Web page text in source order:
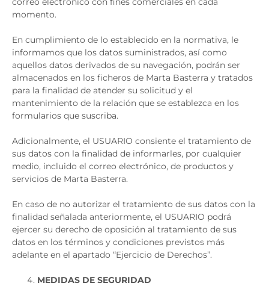
momento.
En cumplimiento de lo establecido en la normativa, le
informamos que los datos suministrados, así como
aquellos datos derivados de su navegación, podrán ser
almacenados en los ficheros de Marta Basterra y tratados
para la finalidad de atender su solicitud y el
mantenimiento de la relación que se establezca en los
formularios que suscriba.
Adicionalmente, el USUARIO consiente el tratamiento de
sus datos con la finalidad de informarles, por cualquier
medio, incluido el correo electrónico, de productos y
servicios de Marta Basterra.
En caso de no autorizar el tratamiento de sus datos con la
finalidad señalada anteriormente, el USUARIO podrá
ejercer su derecho de oposición al tratamiento de sus
datos en los términos y condiciones previstos más
adelante en el apartado “Ejercicio de Derechos”.
MEDIDAS DE SEGURIDAD